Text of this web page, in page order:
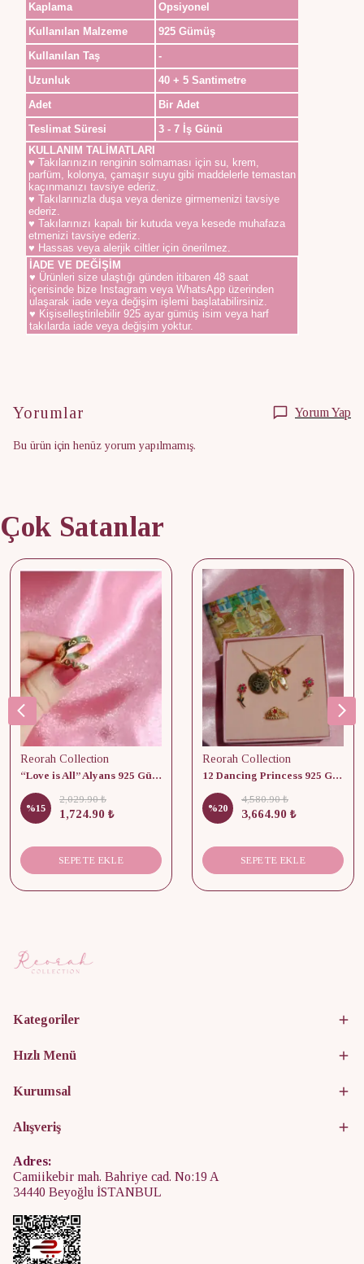
Kaplama
Opsiyonel
Kullanılan Malzeme
925 Gümüş
Kullanılan Taş
-
Uzunluk
40 + 5 Santimetre
Adet
Bir Adet
Teslimat Süresi
3 - 7 İş Günü
KULLANIM TALİMATLARI
♥ Takılarınızın renginin solmaması için su, krem,
parfüm, kolonya, çamaşır suyu gibi maddelerle temastan
kaçınmanızı tavsiye ederiz.
♥ Takılarınızla duşa veya denize girmemenizi tavsiye
ederiz.
♥ Takılarınızı kapalı bir kutuda veya kesede muhafaza
etmenizi tavsiye ederiz.
♥ Hassas veya alerjik ciltler için önerilmez.
İADE VE DEĞİŞİM
♥ Ürünleri size ulaştığı günden itibaren 48 saat
içerisinde bize Instagram veya WhatsApp üzerinden
ulaşarak iade veya değişim işlemi başlatabilirsiniz.
♥ Kişiselleştirilebilir 925 ayar gümüş isim veya harf
takılarda iade veya değişim yoktur.
Yorumlar Yorum Yap
Bu ürün için henüz yorum yapılmamış.
Çok Satanlar
Reorah Collection
“Love is All” Alyans 925 Gümüş - Medium Beden
%15
2,029.90 ₺
1,724.90 ₺
SEPETE EKLE
Reorah Collection
12 Dancing Princess 925 Gümüş/ Kolye, Küpe ve Yüzük Set
%20
4,580.90 ₺
3,664.90 ₺
SEPETE EKLE
Kategoriler
Hızlı Menü
Kurumsal
Alışveriş
Adres:
Camiikebir mah. Bahriye cad. No:19 A
34440 Beyoğlu İSTANBUL